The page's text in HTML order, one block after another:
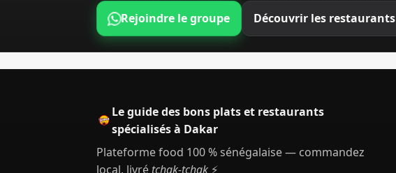
Rejoindre le groupe
Découvrir les restaurants
Le guide des bons plats et restaurants
spécialisés à Dakar
Plateforme food 100 % sénégalaise — commandez
local, livré tchak-tchak ⚡